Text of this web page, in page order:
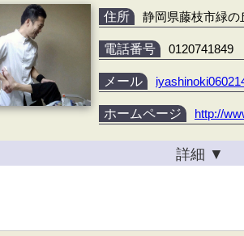
住所 静岡県藤枝市緑の
電話番号 0120741849
メール
ホームページ http://
詳細 ▼